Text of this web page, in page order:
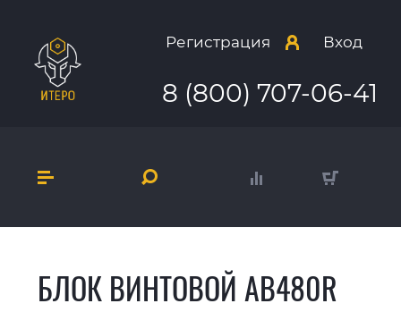
Регистрация Вход
8 (800) 707-06-41
БЛОК ВИНТОВОЙ AB480R